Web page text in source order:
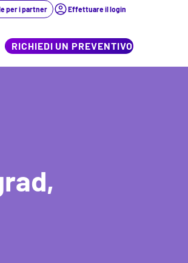
per i partner Effettuare il login
RICHIEDI UN PREVENTIVO